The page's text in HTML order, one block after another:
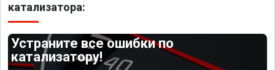
катализатора:
Устраните все ошибки по
катализатору!